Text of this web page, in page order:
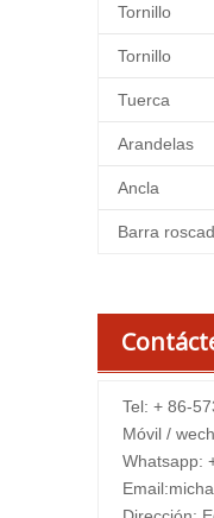
Tornillo
Tornillo
Tuerca
Arandelas
Ancla
Barra
Tel: + 86-
Móvil /
Whatsapp:
Email: